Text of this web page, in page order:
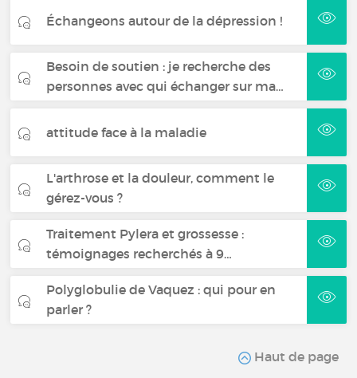
Échangeons autour de la dépression !
Besoin de soutien : je recherche des
personnes avec qui échanger sur ma…
attitude face à la maladie
L'arthrose et la douleur, comment le
gérez-vous ?
Traitement Pylera et grossesse :
témoignages recherchés à 9…
Polyglobulie de Vaquez : qui pour en
parler ?
Haut de page